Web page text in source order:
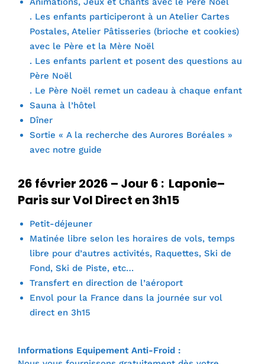
. Les enfants participeront à un Atelier Cartes
Postales, Atelier Pâtisseries (brioche et cookies)
avec le Père et la Mère Noël
. Les enfants parlent et posent des questions au
Père Noël
. Le Père Noël remet un cadeau à chaque enfant
Sauna à l’hôtel
Dîner
Sortie « A la recherche des Aurores Boréales »
avec notre guide
26 février 2026 – Jour 6 : Laponie–
Paris sur Vol Direct en 3h15
Petit-déjeuner
Matinée libre selon les horaires de vols, temps
libre pour d’autres activités, Raquettes, Ski de
Fond, Ski de Piste, etc…
Transfert en direction de l’aéroport
Envol pour la France dans la journée sur vol
direct en 3h15
Informations Equipement Anti-Froid :